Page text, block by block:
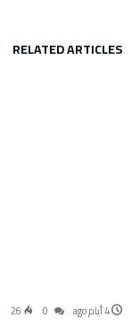
RELATED ARTICLES
4 أيام ago 26